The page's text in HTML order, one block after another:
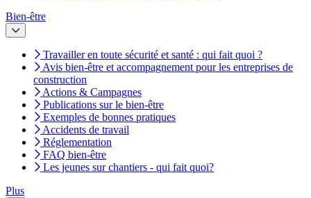
Bien-être
Travailler en toute sécurité et santé : qui fait quoi ?
Avis bien-être et accompagnement pour les entreprises de
construction
Actions & Campagnes
Publications sur le bien-être
Exemples de bonnes pratiques
Accidents de travail
Réglementation
FAQ bien-être
Les jeunes sur chantiers - qui fait quoi?
Plus